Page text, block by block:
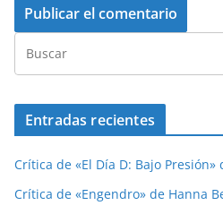
Entradas recientes
Crítica de «El Día D: Bajo
Crítica de «Engendro» de Hanna